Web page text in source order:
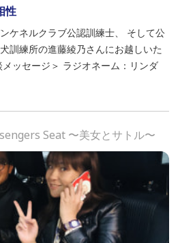
性
ケネルクラブ公認訓練士、 そして公
訓練所の進藤綾乃さんにお越しいた
ッセージ＞ ラジオネーム：リンダ
Seat 〜美女とサトル〜